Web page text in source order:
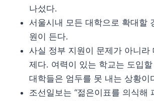
나섰다.
서울시내 모든 대학으로 확대할
원이 든다.
사실 정부 지원이 문제가 아니라
제다. 여력이 있는 학교는 도입
대학들은 엄두를 못 내는 상황이
조선일보는 “젊은이표를 의식해